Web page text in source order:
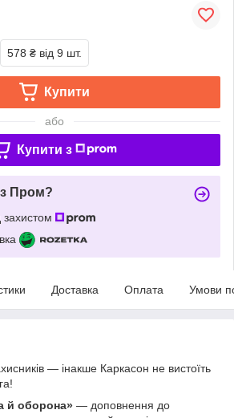
578 ₴ від 9 шт.
Купити
або
Купити з
Пром?
Доставка Оплата Умови
— інакше Каркасон не вистоїть
й оборона» — доповнення до